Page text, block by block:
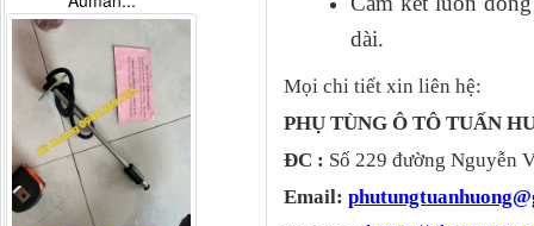
dài.
Mọi chi tiết xin liên hệ:
PHỤ TÙNG Ô TÔ TUẤN
ĐC : Số 229 đường Nguyễn
Email: